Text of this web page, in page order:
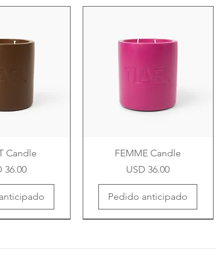
Candle
36.00
FEMME Candle
Precio
USD 36.00
Pedido anticipado